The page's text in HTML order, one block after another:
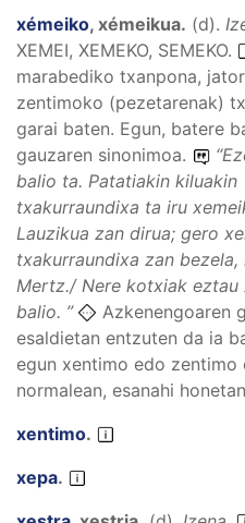
xémeiko, xémeikua. (d).
XEMEI, XEMEKO, SEMEKO.
marabediko txanpona,
zentimoko (pezetarenak)
garai baten. Egun, batere
gauzaren sinonimoa.
“
balio ta. Patatiakin kiluakin
txakurraundixa ta iru
Lauzikua zan dirua; gero
txakurraundixa zan bezela,
Mertz./ Nere kotxiak eztau
balio. ”
Azkenengoaren
esaldietan entzuten da ia
egun xentimo edo zentimo
normalean, esanahi
xentimo.
xepa.